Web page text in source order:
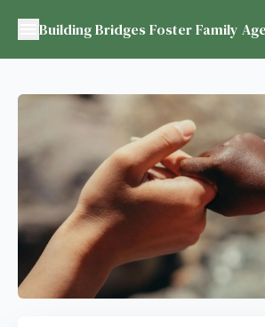
Building Bridges Foster Family